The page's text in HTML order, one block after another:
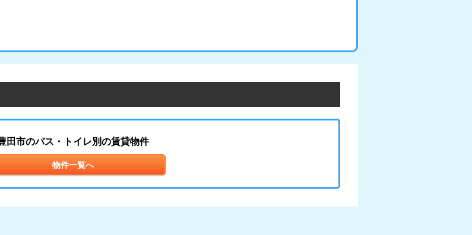
田市のバス・トイレ別の賃貸物件
物件一覧へ